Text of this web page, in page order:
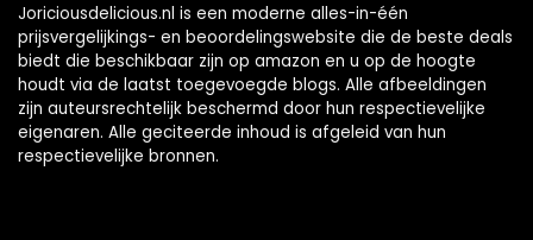
Joriciousdelicious.nl is een moderne alles-in-één
prijsvergelijkings- en beoordelingswebsite die de beste deals
biedt die beschikbaar zijn op amazon en u op de hoogte
houdt via de laatst toegevoegde blogs. Alle afbeeldingen
zijn auteursrechtelijk beschermd door hun respectievelijke
eigenaren. Alle geciteerde inhoud is afgeleid van hun
respectievelijke bronnen.